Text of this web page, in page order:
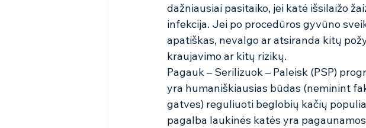
dažniausiai pasitaiko, jei katė išsilaižo
infekcija. Jei po procedūros gyvūno
apatiškas, nevalgo ar atsiranda kitų
kraujavimo ar kitų rizikų.
Pagauk – Serilizuok – Paleisk (PSP)
yra humaniškiausias būdas (neminint
gatves) reguliuoti beglobių kačių
pagalba laukinės katės yra